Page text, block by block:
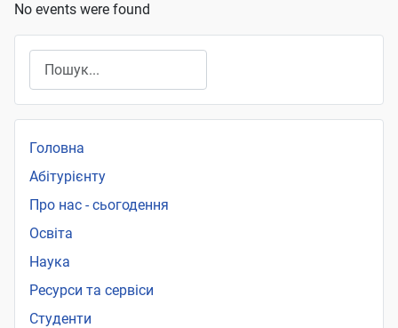
No events were found
Головна
Абітурієнту
Про нас - сьогодення
Освіта
Наука
Ресурси та сервіси
Студенти